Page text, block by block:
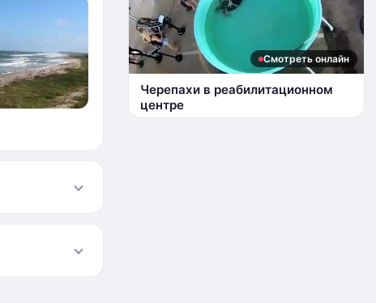
Смотреть онлайн
Черепахи в реабилитационном
центре